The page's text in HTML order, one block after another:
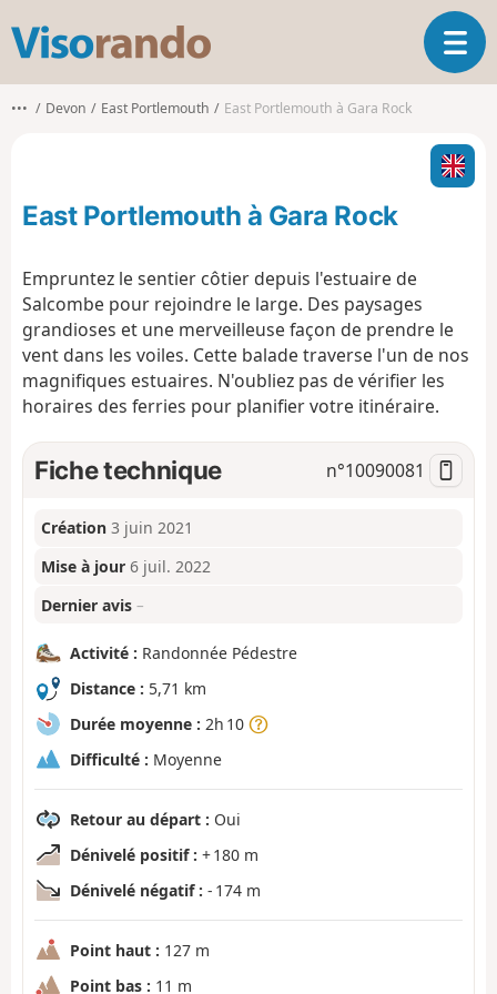
s
o
o
O
u
i
r
l
a
n
••• Devon East Portlemouth East Portlemouth à Gara Rock
East Portlemouth à Gara Rock
Empruntez le sentier côtier depuis l'estuaire de
Salcombe pour rejoindre le large. Des paysages
grandioses et une merveilleuse façon de prendre le
vent dans les voiles. Cette balade traverse l'un de nos
magnifiques estuaires. N'oubliez pas de vérifier les
horaires des ferries pour planifier votre itinéraire.
Fiche technique n°10090081
Création 3 juin 2021
Mise à jour 6 juil. 2022
Dernier avis –
Activité : Randonnée Pédestre
Distance : 5,71 km
Durée moyenne : 2h 10
Difficulté : Moyenne
Retour au départ : Oui
Dénivelé positif : + 180 m
Dénivelé négatif : - 174 m
Point haut : 127 m
Point bas : 11 m